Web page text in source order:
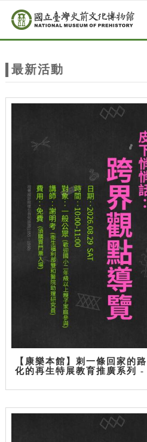
站
主
跳到主要內容
網站導覽
最新活動
【康樂本館】刺一條回家的
化的再生特展教育推廣系列 -